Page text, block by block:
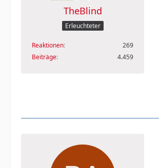
TheBlind
Erleuchteter
Reaktionen
269
Beiträge
4.459